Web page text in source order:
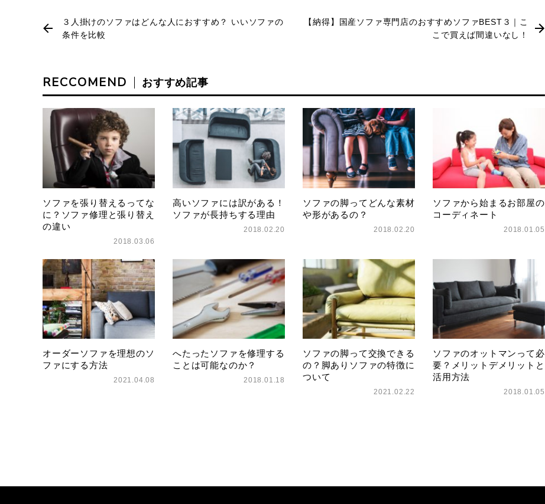
３人掛けのソファはどんな人におすすめ？ いいソファの
条件を比較
【納得】国産ソファ専門店のおすすめソファBEST３｜こ
こで買えば間違いなし！
RECCOMEND おすすめ記事
ソファを張り替えるってな
に？ソファ修理と張り替え
の違い
2018.03.06
高いソファには訳がある！
ソファが長持ちする理由
2018.02.20
ソファの脚ってどんな素材
や形があるの？
2018.02.20
ソファから始まるお部屋の
コーディネート
2018.01.05
オーダーソファを理想のソ
ファにする方法
2021.04.08
へたったソファを修理する
ことは可能なのか？
2018.01.18
ソファの脚って交換できる
の？脚ありソファの特徴に
ついて
2021.02.22
ソファのオットマンって必
要？メリットデメリットと
活用方法
2018.01.05